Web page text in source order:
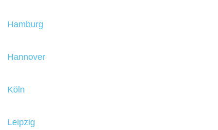
Hamburg
Hannover
Köln
Leipzig